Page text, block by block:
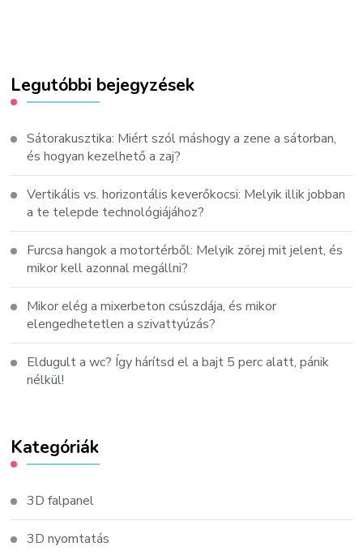
Legutóbbi bejegyzések
Sátorakusztika: Miért szól máshogy a zene a sátorban,
és hogyan kezelhető a zaj?
Vertikális vs. horizontális keverőkocsi: Melyik illik jobban
a te telepde technológiájához?
Furcsa hangok a motortérből: Melyik zörej mit jelent, és
mikor kell azonnal megállni?
Mikor elég a mixerbeton csúszdája, és mikor
elengedhetetlen a szivattyúzás?
Eldugult a wc? Így hárítsd el a bajt 5 perc alatt, pánik
nélkül!
Kategóriák
3D falpanel
3D nyomtatás